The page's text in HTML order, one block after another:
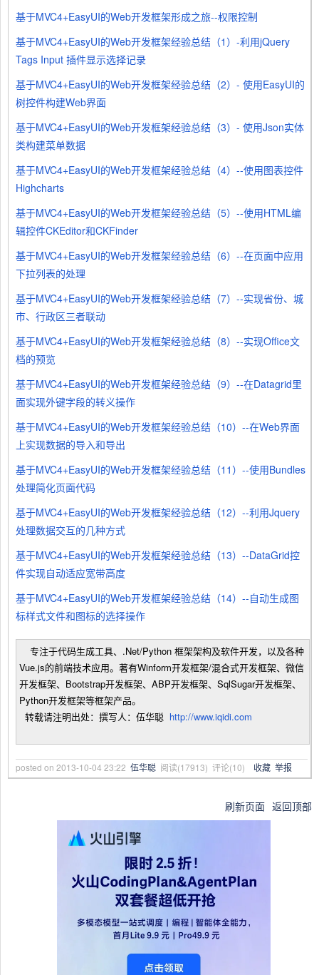
基于MVC4+EasyUI的Web开发框架形成之旅--权限控制
基于MVC4+EasyUI的Web开发框架经验总结（1）-利用jQuery
Tags Input 插件显示选择记录
基于MVC4+EasyUI的Web开发框架经验总结（2）- 使用EasyUI的
树控件构建Web界面
基于MVC4+EasyUI的Web开发框架经验总结（3）- 使用Json实体
类构建菜单数据
基于MVC4+EasyUI的Web开发框架经验总结（4）--使用图表控件
Highcharts
基于MVC4+EasyUI的Web开发框架经验总结（5）--使用HTML编
辑控件CKEditor和CKFinder
基于MVC4+EasyUI的Web开发框架经验总结（6）--在页面中应用
下拉列表的处理
基于MVC4+EasyUI的Web开发框架经验总结（7）--实现省份、城
市、行政区三者联动
基于MVC4+EasyUI的Web开发框架经验总结（8）--实现Office文
档的预览
基于MVC4+EasyUI的Web开发框架经验总结（9）--在Datagrid里
面实现外键字段的转义操作
基于MVC4+EasyUI的Web开发框架经验总结（10）--在Web界面
上实现数据的导入和导出
基于MVC4+EasyUI的Web开发框架经验总结（11）--使用Bundles
处理简化页面代码
基于MVC4+EasyUI的Web开发框架经验总结（12）--利用Jquery
处理数据交互的几种方式
基于MVC4+EasyUI的Web开发框架经验总结（13）--DataGrid控
件实现自动适应宽带高度
基于MVC4+EasyUI的Web开发框架经验总结（14）--自动生成图
标样式文件和图标的选择操作
专注于代码生成工具、.Net/Python 框架架构及软件开发，以及各种
Vue.js的前端技术应用。著有Winform开发框架/混合式开发框架、微信
开发框架、Bootstrap开发框架、ABP开发框架、SqlSugar开发框架、
Python开发框架等框架产品。
转载请注明出处：撰写人：伍华聪 http://www.iqidi.com
posted on 2013-10-04 23:22 伍华聪 阅读(17913) 评论(10) 收藏 举报
刷新页面 返回顶部